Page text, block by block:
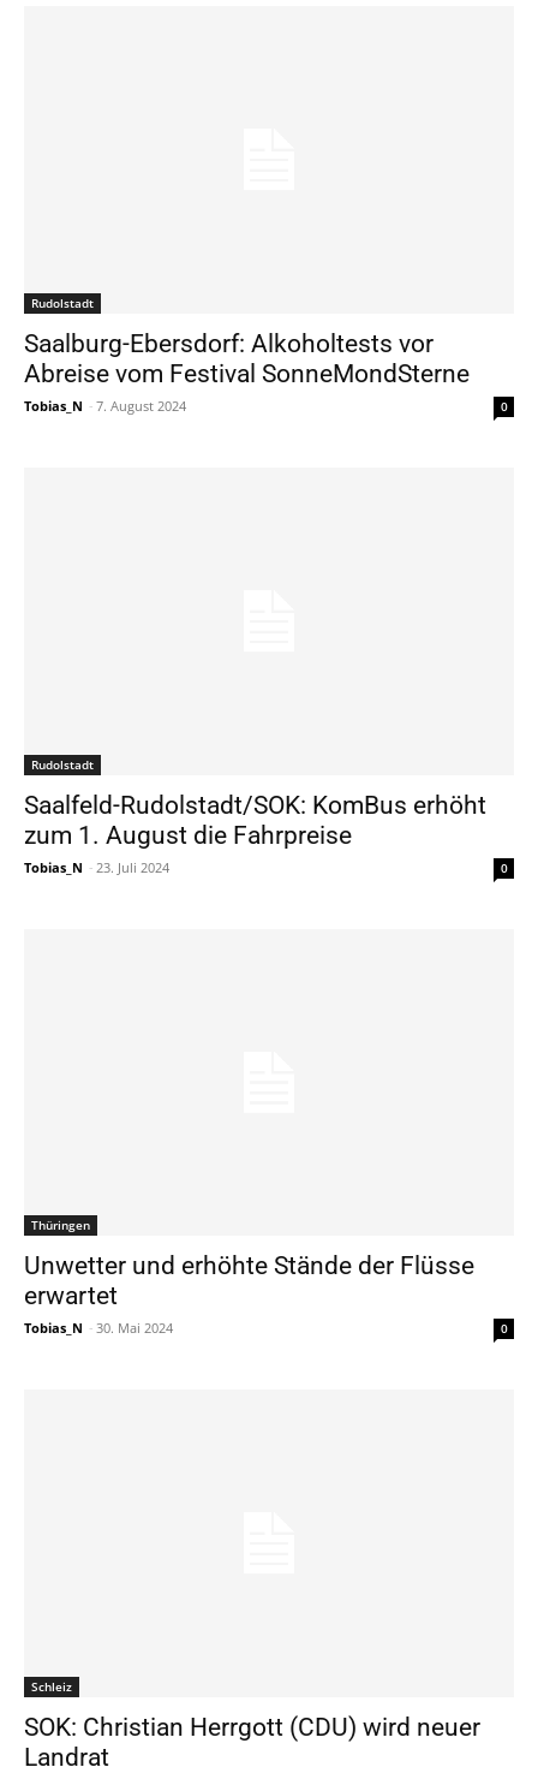
Rudolstadt
Saalburg-Ebersdorf: Alkoholtests vor
Abreise vom Festival SonneMondSterne
Tobias_N - 7. August 2024 0
Rudolstadt
Saalfeld-Rudolstadt/SOK: KomBus erhöht
zum 1. August die Fahrpreise
Tobias_N - 23. Juli 2024 0
Thüringen
Unwetter und erhöhte Stände der Flüsse
erwartet
Tobias_N - 30. Mai 2024 0
Schleiz
SOK: Christian Herrgott (CDU) wird neuer
Landrat